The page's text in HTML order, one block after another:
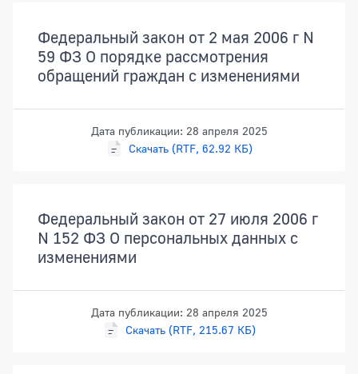
Федеральный закон от 2 мая 2006 г N
59 ФЗ О порядке рассмотрения
обращений граждан с изменениями
Дата публикации: 28 апреля 2025
Скачать (RTF, 62.92 КБ)
Федеральный закон от 27 июля 2006 г
N 152 ФЗ О персональных данных с
изменениями
Дата публикации: 28 апреля 2025
Скачать (RTF, 215.67 КБ)